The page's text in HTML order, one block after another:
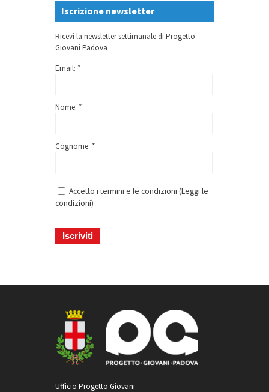
Iscrizione newsletter
Ricevi la newsletter settimanale di Progetto
Giovani Padova
Email: *
Nome: *
Cognome: *
Accetto i termini e le condizioni (Leggi le
condizioni)
Ufficio Progetto Giovani